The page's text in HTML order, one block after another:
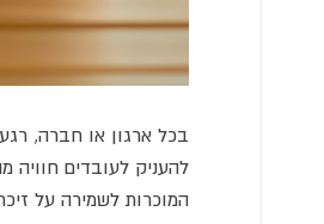
בכל ארגון או חברה,
להעניק לעובדים
המוכרות לשמירה על